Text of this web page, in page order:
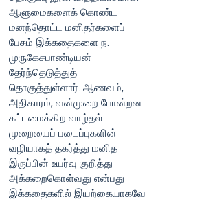
ஆளுமைகளைக் கொண்ட
மனந்தொட்ட மனிதர்களைப்
பேசும் இக்கதைகளை ந.
முருகேசபாண்டியன்
தேர்ந்தெடுத்துத்
தொகுத்துள்ளார். ஆணவம்,
அதிகாரம், வன்முறை போன்றன
கட்டமைக்கிற வாழ்தல்
முறையைப் படைப்புகளின்
வழியாகத் தகர்த்து மனித
இருப்பின் உயர்வு குறித்து
அக்கறைகொள்வது என்பது
இக்கதைகளில் இயற்கையாகவே